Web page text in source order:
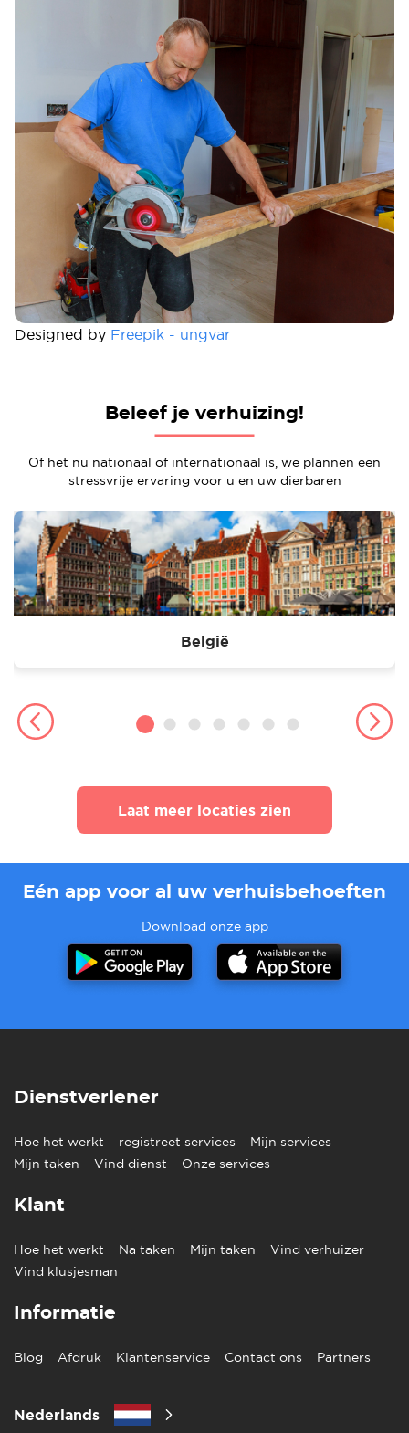
Designed by Freepik - ungvar
Beleef je verhuizing!
Of het nu nationaal of internationaal is, we plannen een
stressvrije ervaring voor u en uw dierbaren
Laat meer locaties zien
België
Eén app voor al uw verhuisbehoeften
Download onze app
Dienstverlener
Hoe het werkt registreet services
Mijn services
Mijn taken
Vind dienst Onze services
Klant
Hoe het werkt Na taken Mijn taken
Vind verhuizer
Vind klusjesman
Informatie
Blog Afdruk Klantenservice Contact ons Partners
Nederlands